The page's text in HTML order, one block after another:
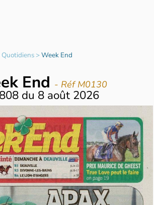
Quotidiens>Week End
End - Réf M0130
808 du 8 août 2026